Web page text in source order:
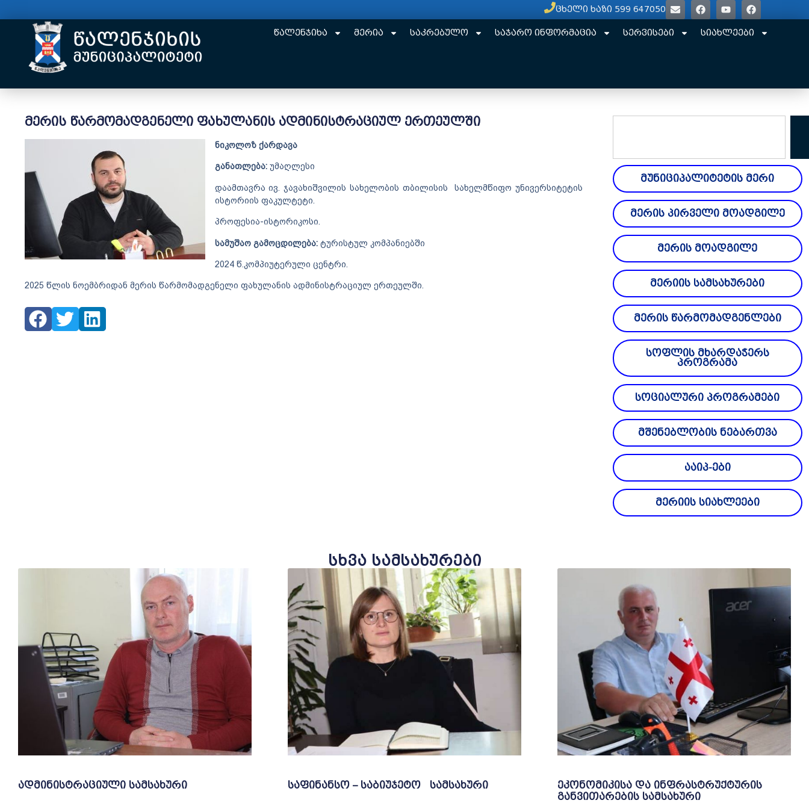
ცხელი ხაზი 599 647050
წალენჯიხა მერია საკრებულო საჯარო ინფორმაცია სერვისები სიახლეები
მერის წარმომადგენელი ფახულანის ადმინისტრაციულ ერთეულში
ნიკოლოზ ქარდავა
განათლება:უმაღლესი
დაამთავრა ივ. ჯავახიშვილის სახელობის თბილისის სახელმწიფო უნივერსიტეტის
ისტორიის ფაკულტეტი.
პროფესია-ისტორიკოსი.
სამუშაო გამოცდილება:ტურისტულ კომპანიებში
2024 წ.კომპიუტერული ცენტრი.
2025 წლის ნოემბრიდან მერის წარმომადგენელი ფახულანის ადმინისტრაციულ ერთეულში.
მუნიციპალიტეტის მერი
მერის პირველი მოადგილე
მერის მოადგილე
მერიის სამსახურები
მერის წარმომადგენლები
სოფლის მხარდაჭერს
პროგრამა
სოციალური პროგრამები
მშენებლობის ნებართვა
ააიპ-ები
მერიის სიახლეები
სხვა სამსახურები
ადმინისტრაციული სამსახური საფინანსო – საბიუჯეტო სამსახური
ეკონომიკისა და ინფრასტრუქტურის
განვითარების სამსახური